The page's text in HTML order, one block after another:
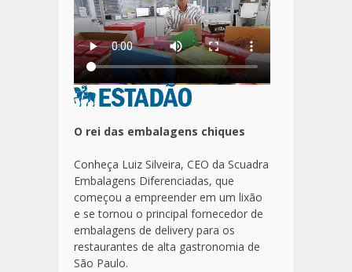
O rei das embalagens chiques
Conheça Luiz Silveira, CEO da Scuadra
Embalagens Diferenciadas, que
começou a empreender em um lixão
e se tornou o principal fornecedor de
embalagens de delivery para os
restaurantes de alta gastronomia de
São Paulo.